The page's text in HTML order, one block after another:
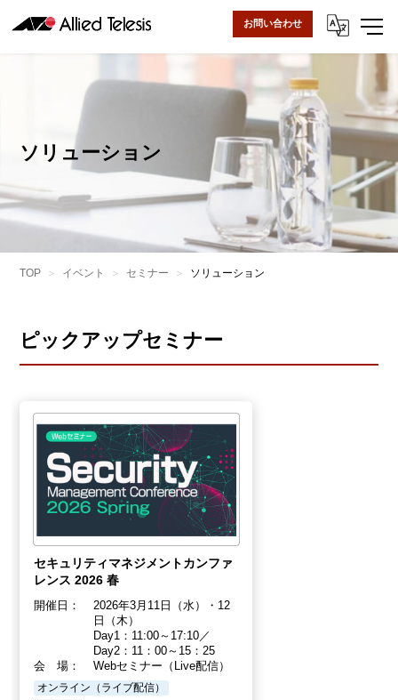
お問い合わせ
ソリューション
TOP イベント セミナー ソリューション
ピックアップセミナー
セキュリティマネジメントカンファ
レンス 2026 春
開催日：
2026年3月11日（水）・12
日（木）
Day1：11:00～17:10／
Day2：11：00～15：25
会 場：
Webセミナー（Live配信）
オンライン（ライブ配信）